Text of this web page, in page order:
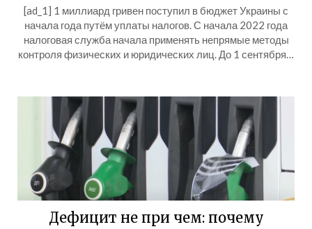
[ad_1] 1 миллиард гривен поступил в бюджет Украины с
начала года путём уплаты налогов. С начала 2022 года
налоговая служба начала применять непрямые методы
контроля физических и юридических лиц. До 1 сентября…
Дефицит не при чем: почему